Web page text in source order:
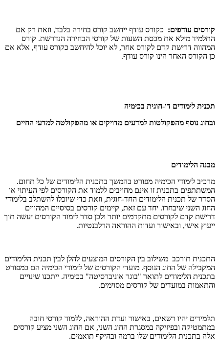
קורסים עודפים: כקורס עודף ייחשב קורס בחירה בלבד, וזאת רק אם
התלמיד מילא את מכסת השעות של קורסי הבחירה הנדרשת. קורס
המהווה דרישת קדם לקורס אחר, לא יוכל להיחשב כקורס עודף, אלא אם
כן הקורס האחר הינו קורס עודף.
תכנית לימודים דו-חוגית בכימיה
ובחוג נוסף מהפקולטות למדעים מדויקים או מהפקולטה למדעי החיים
מבנה הלימודים
מרכיב לימודי הכימיה מפורט בהמשך בתכנית הלימודים של כל תחום.
המשתתפים בתכנית זו אינם מחויבים ללמוד את הקורסים לפי העיתוי או
הסדר של תכנית הלימודים החד-חוגית, וזאת כדי שיוכלו להשתלב בלימודי
החוג השני שיבחרו. יחד עם זאת, קיימים קורסים בסיסיים המהווים
דרישת קדם לקורסים מתקדמים יותר ולכן סדר לימוד הקורסים יעשה תוך
ייעוץ אישי, ובאישור ועדות ההוראה הרלבנטיות.
התכנית תורכב משילוב בין הקורסים המוצעים להלן לבין תכנית הלימודים
המקבילה של החוג הנוסף. מועדי הקורסים של לימודי הכימיה הם כמפורט
בתכנית הלימודים לתואר "בוגר אוניברסיטה" בכימיה. ייתכנו שינויים
והתאמות במועדים של קורסים מסוימים.
תלמידים יהיו רשאים, באישור ועדת ההוראה, ללמוד קורסי חובה
במתמטיקה ובפיזיקה במסגרת החוג השני, אם החוג השני מציע קורסים
אלה בתכנית הלימודים שלו ברמה ובהיקף תואמים.